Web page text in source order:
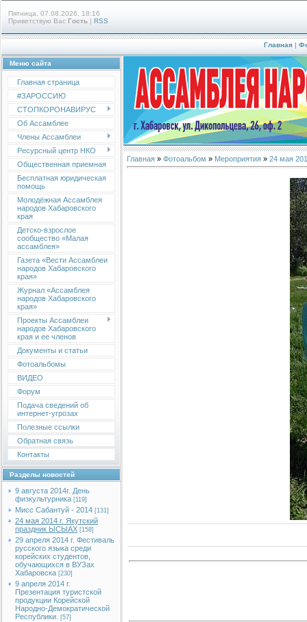
Пятница, 07.08.2026, 18:16
Приветствую Вас Гость | RSS
Главная |
Меню сайта
Главная страница
#ЗАРОССИЮ
СТОПКОРОНАВИРУС
Об Ассамблее
Члены Ассамблеи
Ресурсный центр НКО
Общественная приемная
Бесплатная юридическая
помощь
Молодёжная Ассамблея
народов Хабаровского
края
Детско-взрослое
сообщество «Малая
ассамблея»
Газета «Вести Ассамблеи
народов Хабаровского
края»
Журнал «Ассамблея
народов Хабаровского
края»
Проекты Ассамблеи
народов Хабаровского
края и ее членов
Документы и статьи
Фотоальбомы
ВИДЕО
Форум
Подача сведений об
интернет-угрозах
Полезные ссылки
Обратная связь
Контакты
Разделы новостей
9 августа 2014г. День
физкультурника [119]
Мисс Сабантуй - 2014 [131]
24 мая 2014 г. Якутский
праздник ЫСЫАХ [158]
29 апреля 2014 г. Фестиваль
русского языка среди
корейских студентов,
обучающихся в ВУЗах
Хабаровска [230]
9 апреля 2014 г.
Презентация туристской
продукции Корейской
Народно-Демократической
Республики.
[57]
Главная » Фотоальбом » Мероприятия » 24 мая